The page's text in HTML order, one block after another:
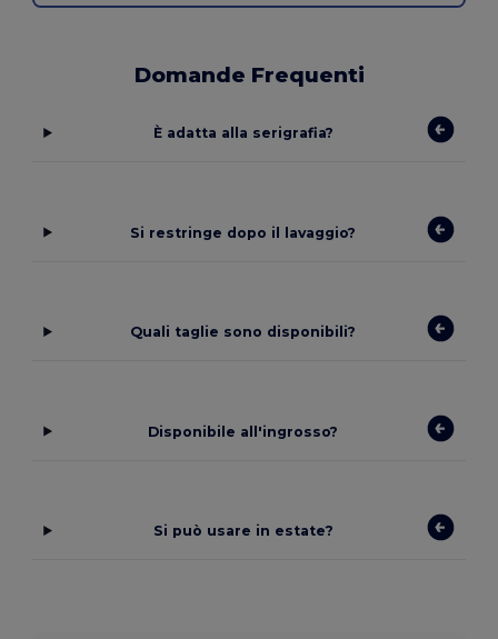
Domande Frequenti
È adatta alla serigrafia?
Si restringe dopo il lavaggio?
Quali taglie sono disponibili?
Disponibile all'ingrosso?
Si può usare in estate?